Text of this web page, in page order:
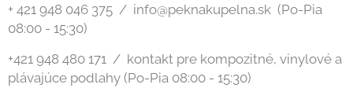
+ 421 948 046 375 / info@peknakupelna.sk (Po-Pia
08:00 - 15:30)
+421 948 480 171 / kontakt pre kompozitné, vinylové a
plávajúce podlahy (Po-Pia 08:00 - 15:30)